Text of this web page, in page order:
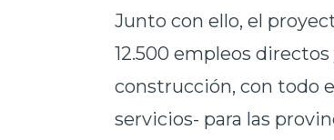
Junto con ello, el
12.500 empleos
construcción, con todo
servicios- para las